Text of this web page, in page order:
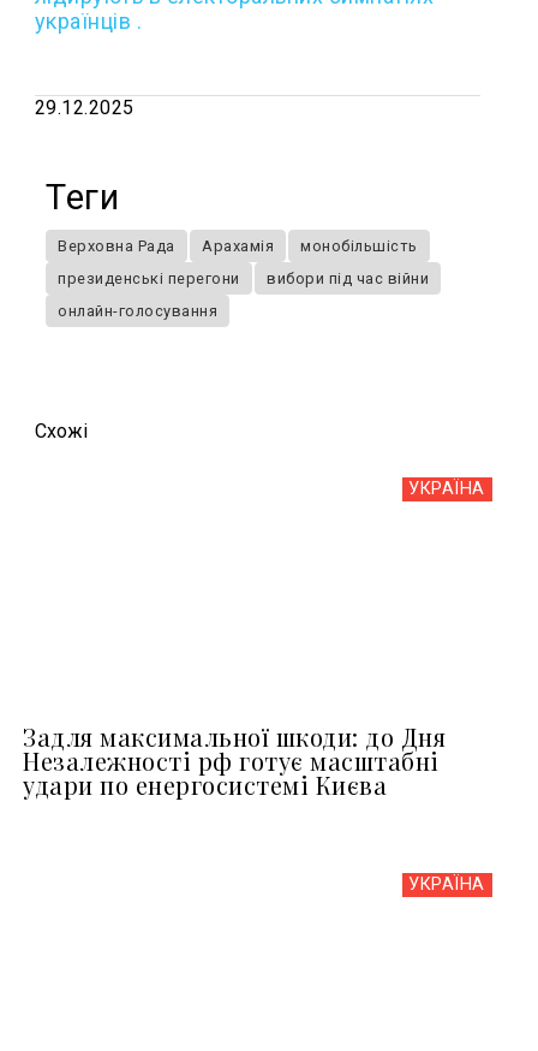
українців .
29.12.2025
Теги
Верховна Рада Арахамія
монобільшість
президенські перегони
вибори під час війни
онлайн-голосування
Схожi
УКРАЇНА
Задля максимальної шкоди: до Дня
Незалежності рф готує масштабні
удари по енергосистемі Києва
УКРАЇНА